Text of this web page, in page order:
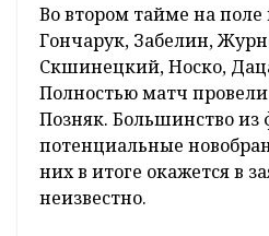
Во втором тайме на
Гончарук, Забелин,
Скшинецкий, Носко,
Полностью матч
Позняк. Большинство из
потенциальные
них в итоге окажется в
неизвестно.